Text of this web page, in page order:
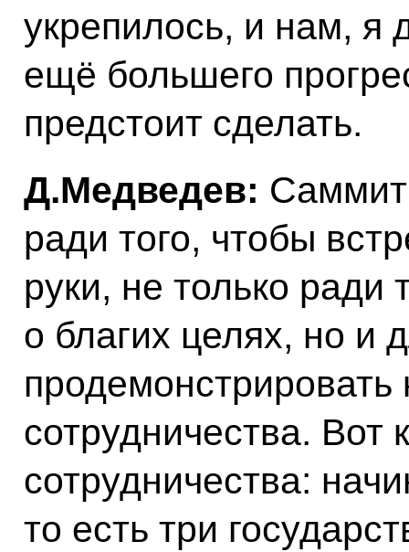
укрепилось, и нам, я
ещё большего
предстоит сделать.
Д.Медведев:
ради того, чтобы
руки, не только ради
о благих целях, но и
сотрудничества. Вот
сотрудничества:
то есть три